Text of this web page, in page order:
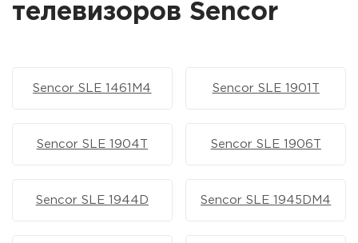
телевизоров Sencor
Sencor SLE 1461M4 Sencor SLE 1901T
Sencor SLE 1904T Sencor SLE 1906T
Sencor SLE 1944D Sencor SLE 1945DM4